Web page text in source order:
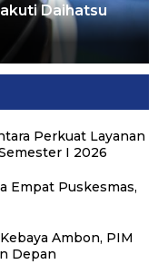
Daihatsu
Perkuat Layanan
I 2026
Empat Puskesmas,
Ambon, PIM
Depan